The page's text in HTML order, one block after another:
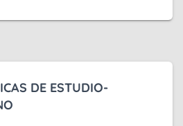
DE ESTUDIO-